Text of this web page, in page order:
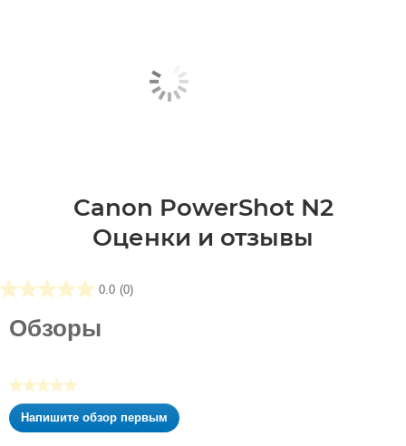
Canon PowerShot N2
Оценки и отзывы
0.0 (0)
0.0
звезд.
Обзоры
★★★★★
Нет
оценки
Напишите обзор первым
.